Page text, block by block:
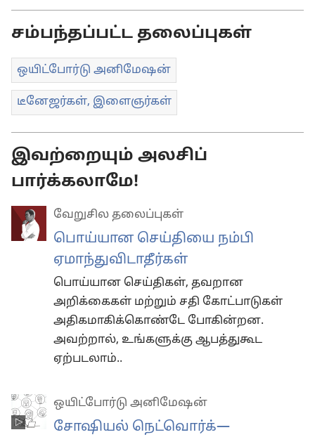
தெரிவுகள்
சம்பந்தப்பட்ட தலைப்புகள்
ஒயிட்போர்டு அனிமேஷன்
டீனேஜர்கள், இளைஞர்கள்
இவற்றையும் அலசிப்
பார்க்கலாமே!
வேறுசில தலைப்புகள்
பொய்யான செய்தியை நம்பி
ஏமாந்துவிடாதீர்கள்
பொய்யான செய்திகள், தவறான
அறிக்கைகள் மற்றும் சதி கோட்பாடுகள்
அதிகமாகிக்கொண்டே போகின்றன.
அவற்றால், உங்களுக்கு ஆபத்துகூட
ஏற்படலாம்..
ஒயிட்போர்டு அனிமேஷன்
சோஷியல் நெட்வொர்க்—